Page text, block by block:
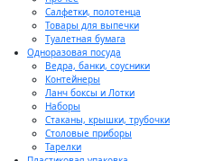
Салфетки, полотенца
Товары для выпечки
Туалетная бумага
Одноразовая посуда
Ведра, банки, соусники
Контейнеры
Ланч боксы и Лотки
Наборы
Стаканы, крышки, трубочки
Столовые приборы
Тарелки